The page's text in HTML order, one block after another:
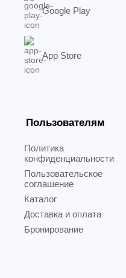
Google Play
App Store
Пользователям
Политика
конфиденциальности
Пользовательское
соглашение
Каталог
Доставка и оплата
Бронирование